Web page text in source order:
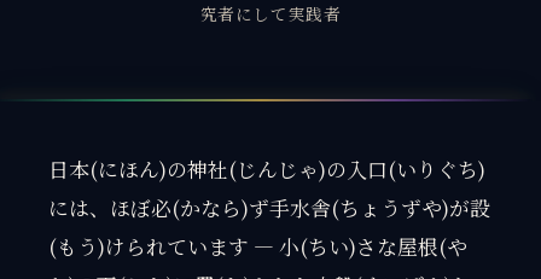
究者にして実践者
日本(にほん)の神社(じんじゃ)の入口(いりぐち)
には、ほぼ必(かなら)ず手水舎(ちょうずや)が設
(もう)けられています — 小(ちい)さな屋根(や